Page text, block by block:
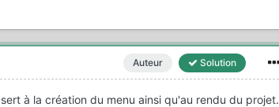
Auteur Solution
à la création du menu ainsi qu'au rendu du projet.